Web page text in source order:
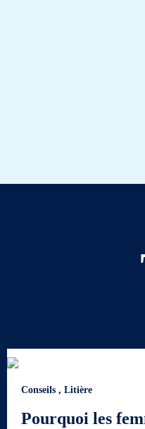
Conseils , Litière
Pourquoi les